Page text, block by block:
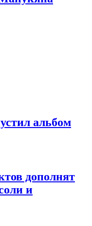
альбом
дополнят
и